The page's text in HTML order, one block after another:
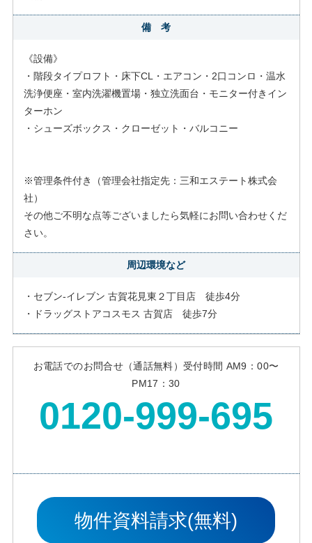
備 考
《設備》
・階段タイプロフト・床下CL・エアコン・2口コンロ・温水
洗浄便座・室内洗濯機置場・独立洗面台・モニター付きイン
ターホン
・シューズボックス・クローゼット・バルコニー
※管理条件付き（管理会社指定先：三和エステート株式会
社）
その他ご不明な点等ございましたら気軽にお問い合わせくだ
さい。
周辺環境など
・セブン-イレブン 古賀花見東２丁目店 徒歩4分
・ドラッグストアコスモス 古賀店 徒歩7分
お電話でのお問合せ（通話無料）受付時間 AM9：00〜
PM17：30
0120-999-695
物件資料請求(無料)